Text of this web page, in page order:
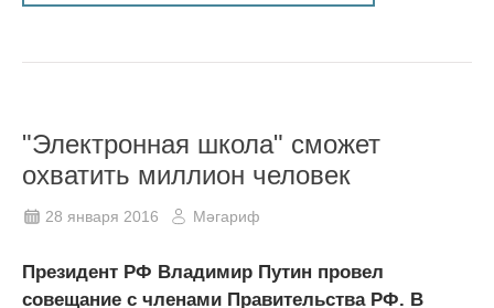
"Электронная школа" сможет
охватить миллион человек
28 января 2016 Мәгариф
Президент РФ Владимир Путин провел
совещание с членами Правительства РФ. В